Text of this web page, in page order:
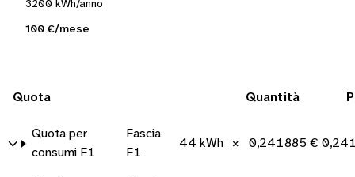
3200 kWh/anno
100 €/mese
Quota Quantità
Quota per
consumi F1
Fascia
F1
44 kWh × 0,241885 €/kWh